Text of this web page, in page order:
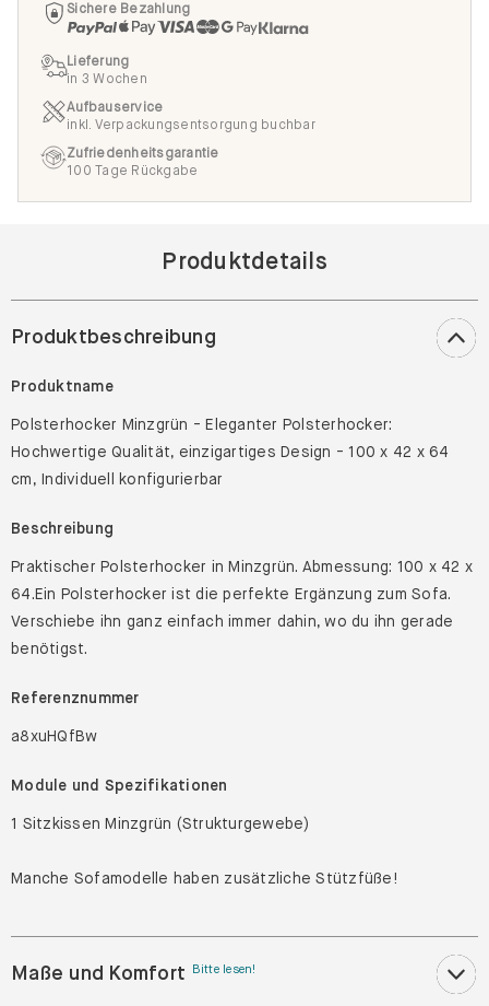
Sichere Bezahlung
Lieferung
in 3 Wochen
Aufbauservice
inkl. Verpackungsentsorgung buchbar
Zufriedenheitsgarantie
100 Tage Rückgabe
Produktdetails
Produktbeschreibung
Produktname
Polsterhocker Minzgrün - Eleganter Polsterhocker:
Hochwertige Qualität, einzigartiges Design - 100 x 42 x 64
cm, Individuell konfigurierbar
Beschreibung
Praktischer Polsterhocker in Minzgrün. Abmessung: 100 x 42 x
64.Ein Polsterhocker ist die perfekte Ergänzung zum Sofa.
Verschiebe ihn ganz einfach immer dahin, wo du ihn gerade
benötigst.
Referenznummer
a8xuHQfBw
Module und Spezifikationen
1 Sitzkissen Minzgrün (Strukturgewebe)
Manche Sofamodelle haben zusätzliche Stützfüße!
Maße und Komfort Bitte lesen!